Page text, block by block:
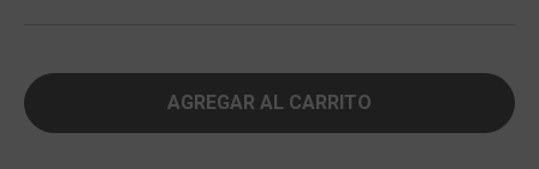
AGREGAR AL CARRITO